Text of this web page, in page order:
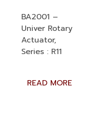
BA2001 –
Univer Rotary
Actuator,
Series : R11
READ MORE